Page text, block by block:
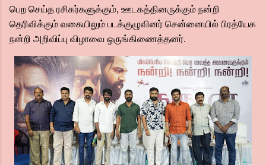
பெற செய்த ரசிகர்களுக்கும், ஊடகத்தினருக்கும் நன்றி
தெரிவிக்கும் வகையிலும் படக்குழுவினர் சென்னையில் பிரத்யேக
நன்றி அறிவிப்பு விழாவை ஒருங்கிணைத்தனர்.